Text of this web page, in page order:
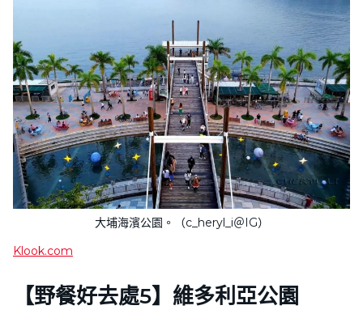
大埔海濱公園。（c_heryl_i＠IG）
Klook.com
【野餐好去處5】維多利亞公園